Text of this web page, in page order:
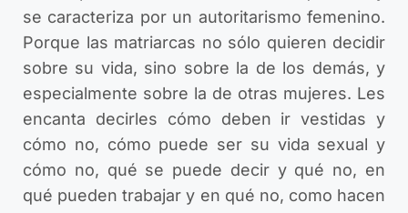
se caracteriza por un autoritarismo femenino.
Porque las matriarcas no sólo quieren decidir
sobre su vida, sino sobre la de los demás, y
especialmente sobre la de otras mujeres. Les
encanta decirles cómo deben ir vestidas y
cómo no, cómo puede ser su vida sexual y
cómo no, qué se puede decir y qué no, en
qué pueden trabajar y en qué no, como hacen